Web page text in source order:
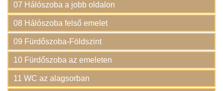
07 Hálószoba a jobb oldalon
08 Hálószoba felső emelet
09 Fürdőszoba-Földszint
10 Fürdőszoba az emeleten
11 WC az alagsorban